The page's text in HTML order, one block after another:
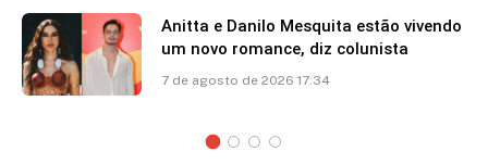
Anitta e Danilo Mesquita estão vivendo
um novo romance, diz colunista
7 de agosto de 2026 17:34